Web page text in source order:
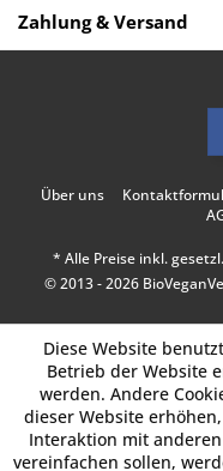
Zahlung & Versand
Über uns
* Alle Preise inkl.
© 2013 - 2026
Diese Website
Betrieb der Website
werden. Andere
dieser Website
Interaktion mit
vereinfachen sollen,